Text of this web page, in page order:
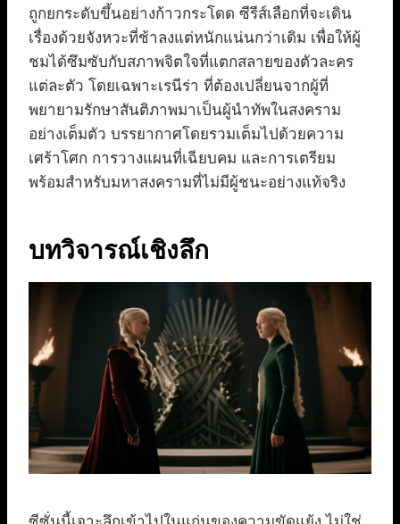
ถูกยกระดับขึ้นอย่างก้าวกระโดด ซีรีส์เลือกที่จะเดิน
เรื่องด้วยจังหวะที่ช้าลงแต่หนักแน่นกว่าเดิม เพื่อให้ผู้
ชมได้ซึมซับกับสภาพจิตใจที่แตกสลายของตัวละคร
แต่ละตัว โดยเฉพาะเรนีร่า ที่ต้องเปลี่ยนจากผู้ที่
พยายามรักษาสันติภาพมาเป็นผู้นำทัพในสงคราม
อย่างเต็มตัว บรรยากาศโดยรวมเต็มไปด้วยความ
เศร้าโศก การวางแผนที่เฉียบคม และการเตรียม
พร้อมสำหรับมหาสงครามที่ไม่มีผู้ชนะอย่างแท้จริง
บทวิจารณ์เชิงลึก